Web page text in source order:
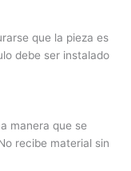
que la pieza es
debe ser instalado
manera que se
recibe material sin